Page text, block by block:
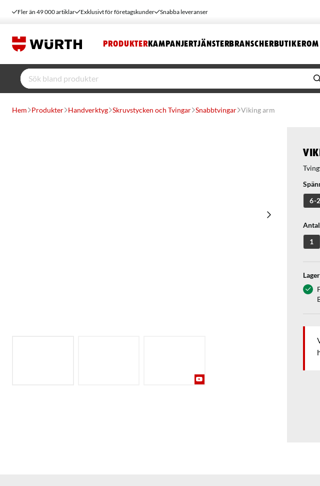
Fler än 49 000 artiklar Exklusivt för företagskunder Snabba leveranser
PRODUKTER KAMPANJERTJÄNSTERBRANSCHERBUTIKEROM
Hem Produkter Handverktyg Skruvstycken och Tvingar Snabbtvingar Viking arm
6-
1